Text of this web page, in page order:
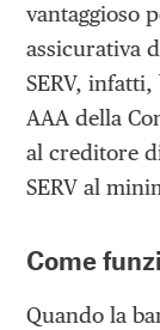
vantaggioso
assicurativa
SERV,
AAA della
al creditore
SERV al
Come
Quando la